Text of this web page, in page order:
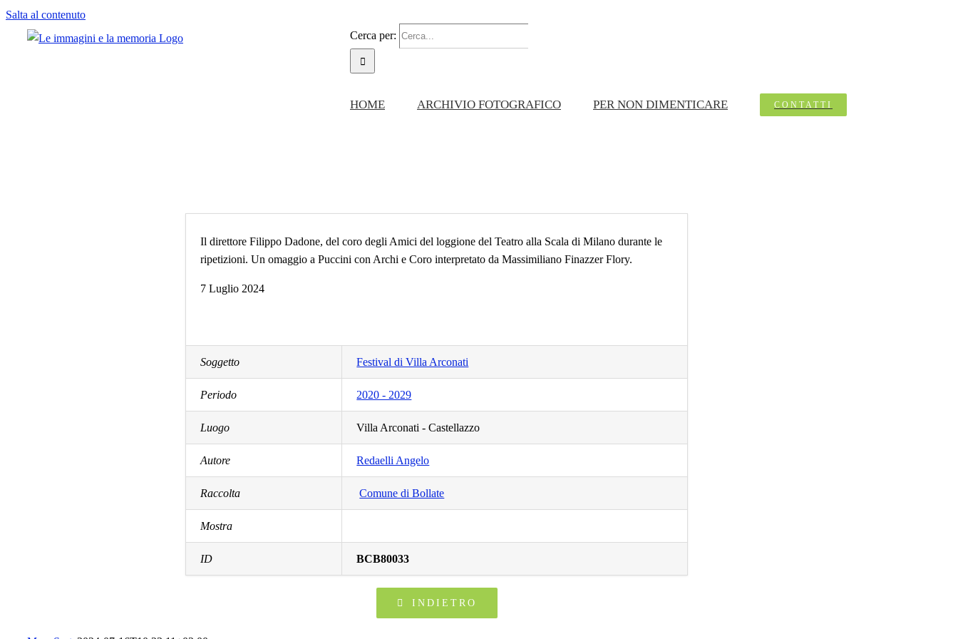
Salta al contenuto
Cerca per:
HOME ARCHIVIO FOTOGRAFICO PER NON DIMENTICARE CONTATTI
Il direttore Filippo Dadone, del coro degli Amici del loggione del Teatro alla Scala di Milano durante le
ripetizioni. Un omaggio a Puccini con Archi e Coro interpretato da Massimiliano Finazzer Flory.
7 Luglio 2024
Soggetto Festival di Villa Arconati
Periodo 2020 - 2029
Luogo Villa Arconati - Castellazzo
Autore Redaelli Angelo
Raccolta Comune di Bollate
Mostra
ID BCB80033
INDIETRO